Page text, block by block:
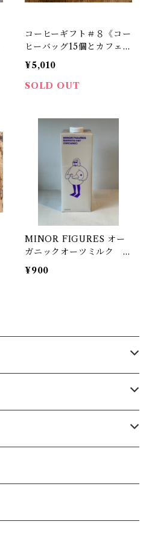
コーヒーギフト＃８《コー
ヒーバッグ15個とカフェ
オレベース》
¥5,010
SOLD OUT
MINOR FIGURES オー
ガニックオーツミルク １
L
¥900